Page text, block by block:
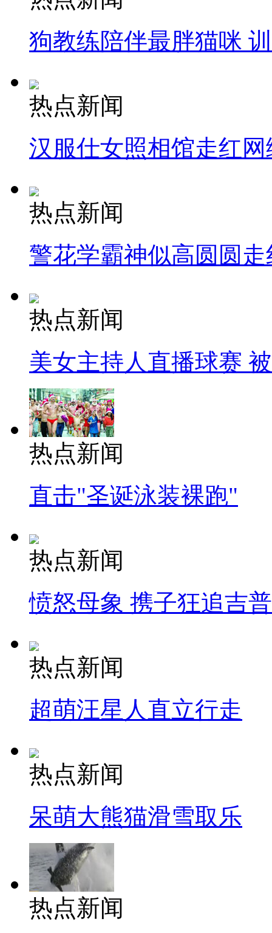
狗教练陪伴最胖猫咪
热点新闻
汉服仕女照相馆走红网
热点新闻
警花学霸神似高圆圆走
热点新闻
美女主持人直播球赛
热点新闻
直击"圣诞泳装裸跑"
热点新闻
愤怒母象 携子狂追吉
热点新闻
超萌汪星人直立行走
热点新闻
呆萌大熊猫滑雪取乐
热点新闻